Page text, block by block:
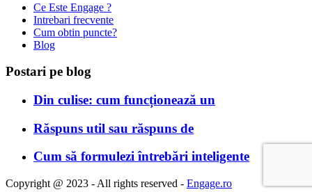
Ce Este Engage ?
Intrebari frecvente
Cum obtin puncte?
Blog
Postari pe blog
Din culise: cum funcționează un
Răspuns util sau răspuns de
Cum să formulezi întrebări inteligente
Copyright @ 2023 - All rights reserved - Engage.ro